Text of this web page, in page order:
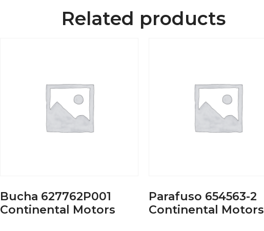
Related products
Bucha 627762P001
Continental Motors
Parafuso 654563-2
Continental Motors